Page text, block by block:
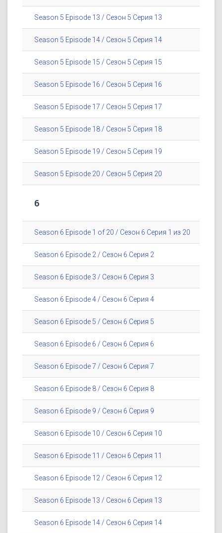
Season 5 Episode 13 / Сезон 5 Серия 13
Season 5 Episode 14 / Сезон 5 Серия 14
Season 5 Episode 15 / Сезон 5 Серия 15
Season 5 Episode 16 / Сезон 5 Серия 16
Season 5 Episode 17 / Сезон 5 Серия 17
Season 5 Episode 18 / Сезон 5 Серия 18
Season 5 Episode 19 / Сезон 5 Серия 19
Season 5 Episode 20 / Сезон 5 Серия 20
6
Season 6 Episode 1 of 20 / Сезон 6 Серия 1 из 20
Season 6 Episode 2 / Сезон 6 Серия 2
Season 6 Episode 3 / Сезон 6 Серия 3
Season 6 Episode 4 / Сезон 6 Серия 4
Season 6 Episode 5 / Сезон 6 Серия 5
Season 6 Episode 6 / Сезон 6 Серия 6
Season 6 Episode 7 / Сезон 6 Серия 7
Season 6 Episode 8 / Сезон 6 Серия 8
Season 6 Episode 9 / Сезон 6 Серия 9
Season 6 Episode 10 / Сезон 6 Серия 10
Season 6 Episode 11 / Сезон 6 Серия 11
Season 6 Episode 12 / Сезон 6 Серия 12
Season 6 Episode 13 / Сезон 6 Серия 13
Season 6 Episode 14 / Сезон 6 Серия 14